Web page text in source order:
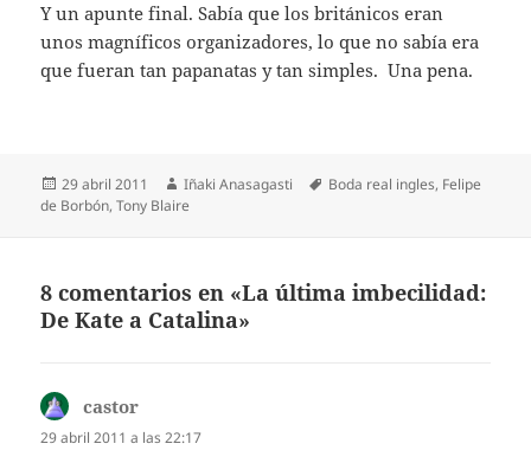
Y un apunte final. Sabía que los británicos eran
unos magníficos organizadores, lo que no sabía era
que fueran tan papanatas y tan simples. Una pena.
Publicado
el
29 abril 2011 Autor
Iñaki Anasagasti Etiquetas
Boda real ingles, Felipe
de Borbón,Tony Blaire
8 comentarios en «La última imbecilidad:
De Kate a Catalina»
castor
29 abril 2011 a las 22:17